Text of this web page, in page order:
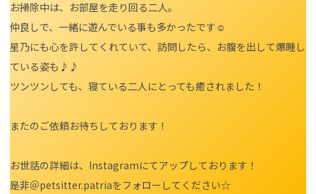
お掃除中は、お部屋を走り回る二人。
仲良しで、一緒に遊んでいる事も多かったです☺
星乃にも心を許してくれていて、訪問したら、お腹を出して爆睡し
ている姿も♪♪
ツンツンしても、寝ている二人にとっても癒されました！
またのご依頼お待ちしております！
お世話の詳細は、Instagramにてアップしております！
是非＠petsitter.patriaをフォローしてください☆